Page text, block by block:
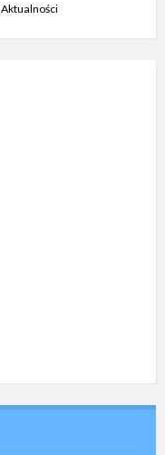
Aktualności